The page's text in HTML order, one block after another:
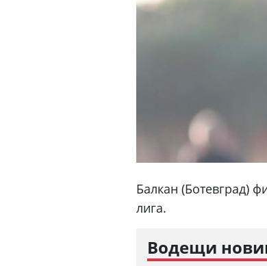
Балкан (Ботевград)
лига.
Водещи